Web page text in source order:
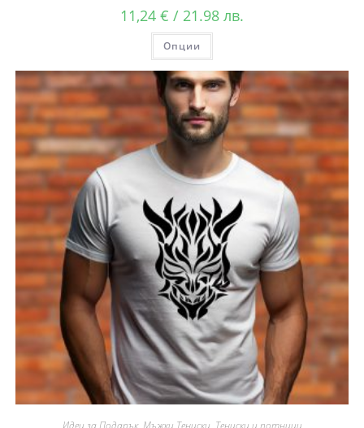
11,24 € / 21.98 лв.
Опции
Идеи за Подарък, Мъжки Тениски, Тениски и потници